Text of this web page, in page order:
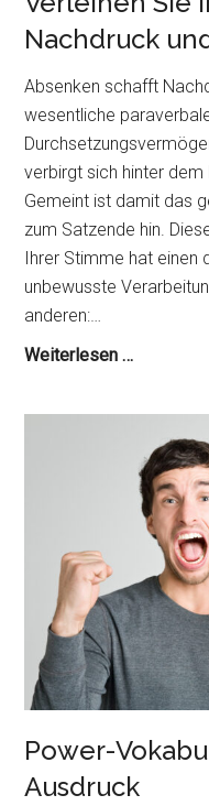
Nachdruck
Absenken schafft
wesentliche
verbirgt sich hinter dem
Gemeint ist damit das
zum Satzende hin.
Ihrer Stimme hat einen
unbewusste
anderen:…
Weiterlesen …
Satzende:
Verleihen
Sie
Ihren
Aussagen
mehr
und
Power-
Ausdruck